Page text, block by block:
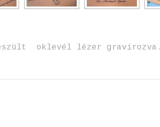
oklevél lézer gravírozva.